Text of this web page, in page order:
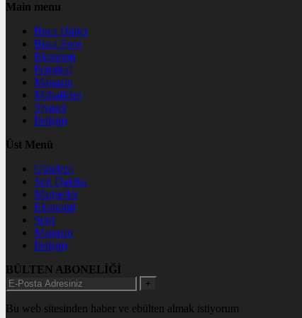
Main menu
Buca Haber
Buca Spor
Ekonomi
Fotoğraf
Magazin
Mahalleler
Siyaset
İletişim
Üst Menü
Gündem
Son Dakika
Manşetler
Ekonomi
Spor
Magazin
İletişim
BÜLTEN ABONELİĞİ
+
Bu web sitesinden haber ve ebülten almak istiyorum